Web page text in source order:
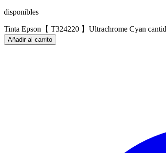
disponibles
Tinta Epson【 T324220 】Ultrachrome Cyan
Añadir al carrito